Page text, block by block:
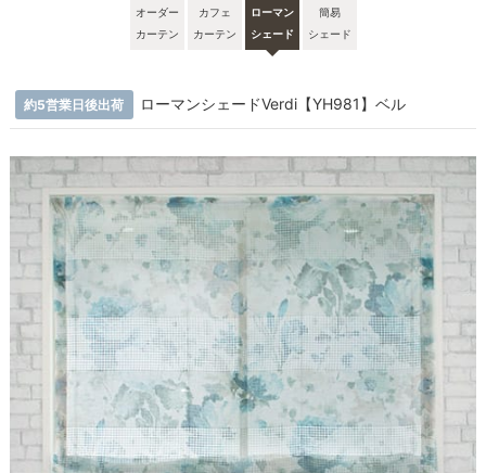
オーダー
カーテン
カフェ
カーテン
ローマン
シェード
簡易
シェード
約5営業日後出荷 ローマンシェードVerdi【YH981】ベル